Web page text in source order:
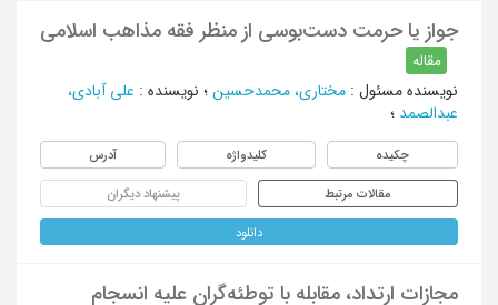
جواز یا حرمت دست‌بوسی از منظر فقه مذاهب اسلامی
مقاله
نویسنده مسئول : مختاری، محمدحسین ؛ نویسنده : علی آبادی،
عبدالصمد ؛
چکیده کلیدواژه آدرس
مقالات مرتبط پیشنهاد دیگران
دانلود
مجازات ارتداد، مقابله با توطئه‌گران علیه انسجام